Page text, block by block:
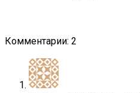
Комментарии: 2